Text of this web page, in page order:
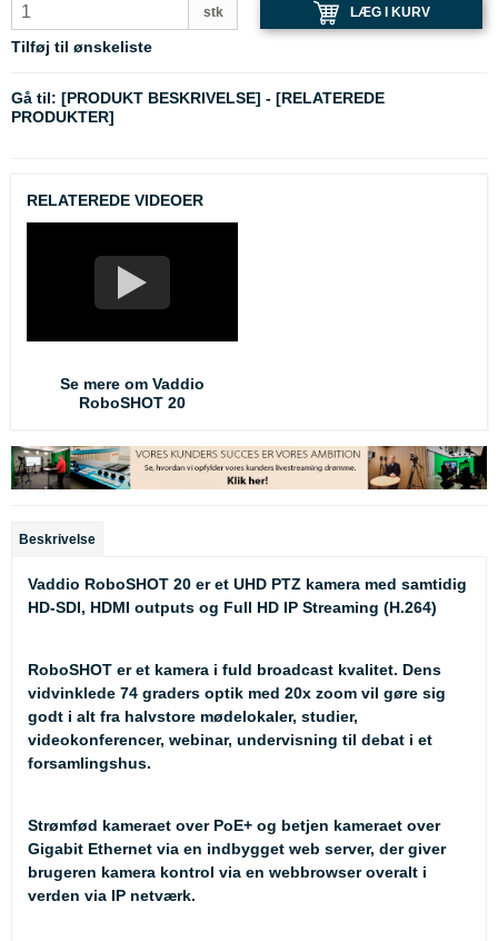
stk LÆG I KURV
Tilføj til ønskeliste
Gå til: [PRODUKT BESKRIVELSE] - [RELATEREDE
PRODUKTER]
RELATEREDE VIDEOER
Se mere om Vaddio
RoboSHOT 20
Beskrivelse
Vaddio RoboSHOT 20 er et UHD PTZ kamera med samtidig
HD-SDI, HDMI outputs og Full HD IP Streaming (H.264)
RoboSHOT er et kamera i fuld broadcast kvalitet. Dens
vidvinklede 74 graders optik med 20x zoom vil gøre sig
godt i alt fra halvstore mødelokaler, studier,
videokonferencer, webinar, undervisning til debat i et
forsamlingshus.
Strømfød kameraet over PoE+ og betjen kameraet over
Gigabit Ethernet via en indbygget web server, der giver
brugeren kamera kontrol via en webbrowser overalt i
verden via IP netværk.